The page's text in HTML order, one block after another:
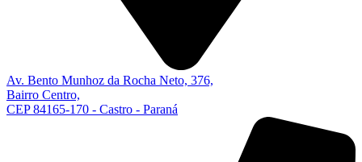
Av. Bento Munhoz da Rocha Neto, 376,
Bairro Centro,
CEP 84165-170 - Castro - Paraná